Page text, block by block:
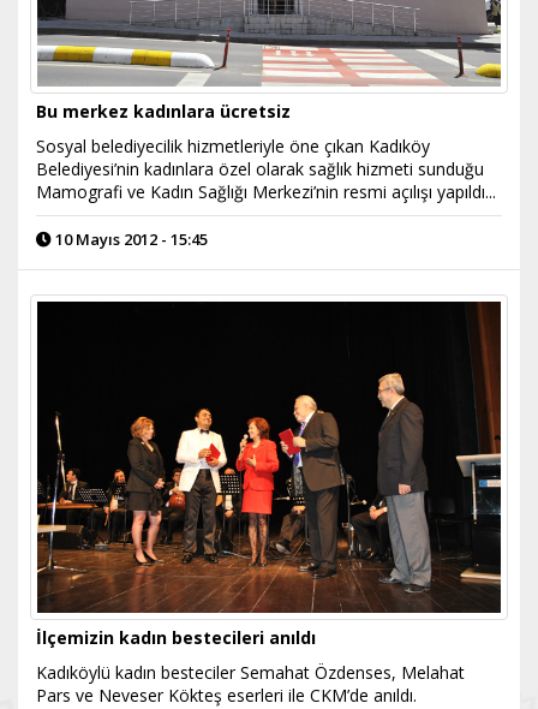
Bu merkez kadınlara ücretsiz
Sosyal belediyecilik hizmetleriyle öne çıkan Kadıköy
Belediyesi’nin kadınlara özel olarak sağlık hizmeti sunduğu
Mamografi ve Kadın Sağlığı Merkezi’nin resmi açılışı yapıldı...
10 Mayıs 2012 - 15:45
İlçemizin kadın bestecileri anıldı
Kadıköylü kadın besteciler Semahat Özdenses, Melahat
Pars ve Neveser Kökteş eserleri ile CKM’de anıldı.